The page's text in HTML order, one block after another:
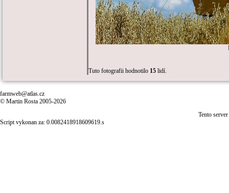
Tuto fotografii hodnotilo 15 lidí.
farmweb@atlas.cz
© Martin Rosta 2005-2026
Tento
Script vykonan za: 0.0082418918609619.s